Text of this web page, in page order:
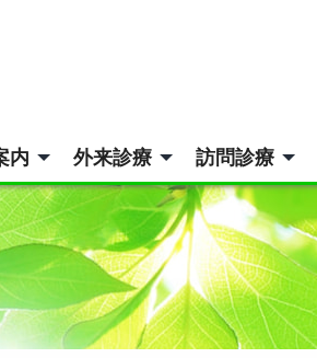
内 外来診療 訪問診療